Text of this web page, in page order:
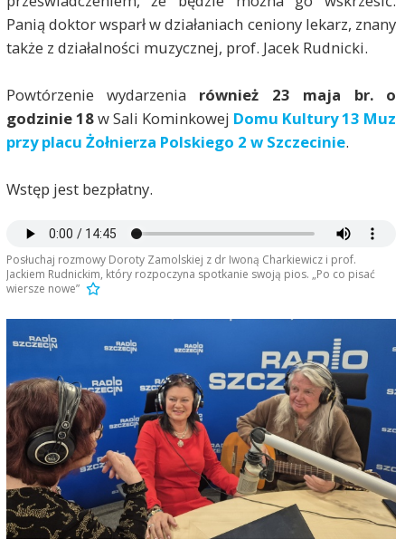
Panią doktor wsparł w działaniach ceniony lekarz, znany
także z działalności muzycznej, prof. Jacek Rudnicki.
Powtórzenie wydarzenia również 23 maja br. o
godzinie 18w Sali Kominkowej Domu Kultury 13 Muz
przy placu Żołnierza Polskiego 2 w Szczecinie.
Wstęp jest bezpłatny.
Posłuchaj rozmowy Doroty Zamolskiej z dr Iwoną Charkiewicz i prof.
Jackiem Rudnickim, który rozpoczyna spotkanie swoją pios. „Po co pisać
wiersze nowe”